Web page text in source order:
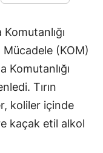
Mücadele (KOM)
Komutanlığı
Tırın
koliler içinde
kaçak etil alkol